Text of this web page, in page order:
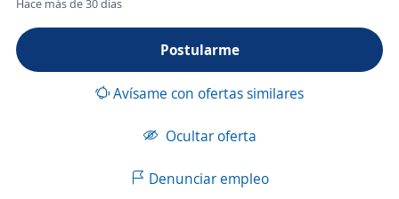
Hace más de 30 días
Postularme
Avísame con ofertas similares
Ocultar oferta
Denunciar empleo